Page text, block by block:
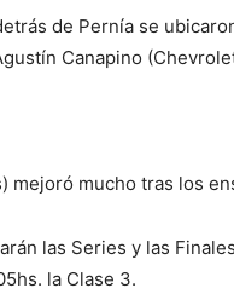
de Pernía se
Canapino
mejoró mucho tras los
las Series y las
la Clase 3.